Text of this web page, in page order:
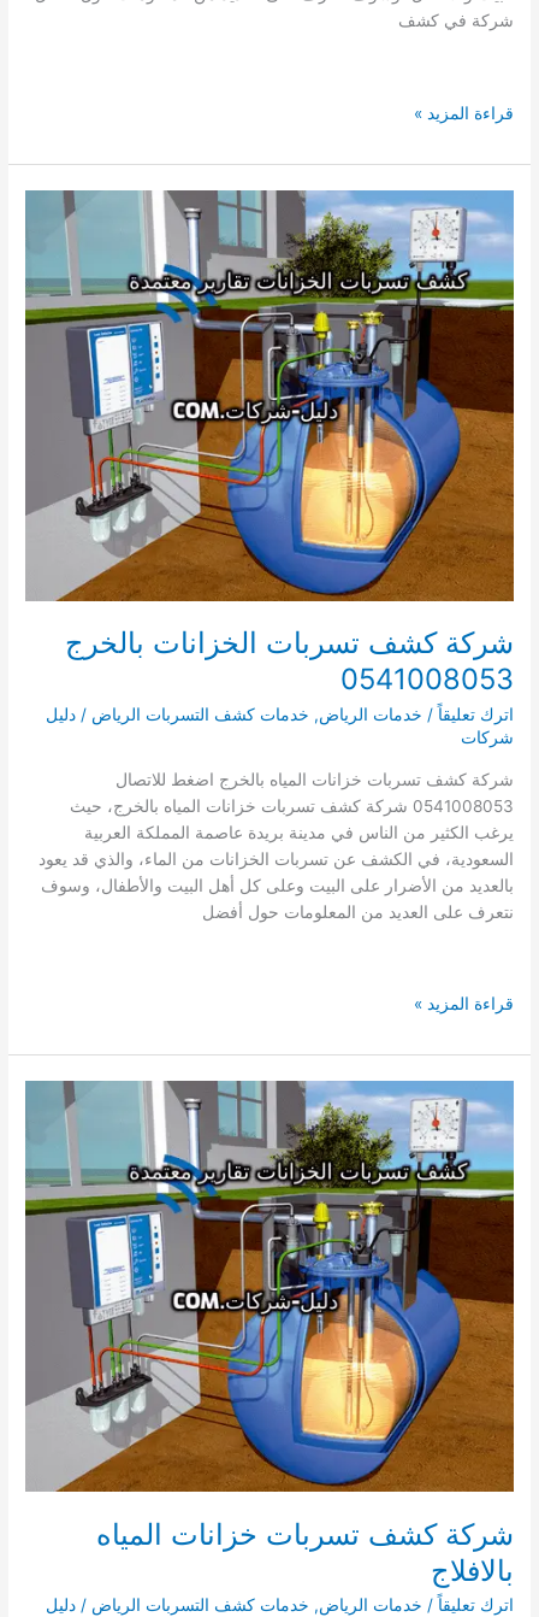
شركة في كشف
شركة
تسربات
الخزانات
بالدرعية
قراءة المزيد »
شركة كشف تسربات الخزانات بالخرج
0541008053
اترك تعليقاً / خدمات الرياض, خدمات كشف التسربات الرياض /دليل
شركات
شركة كشف تسربات خزانات المياه بالخرج اضغط للاتصال
0541008053 شركة كشف تسربات خزانات المياه بالخرج، حيث
يرغب الكثير من الناس في مدينة بريدة عاصمة المملكة العربية
السعودية، في الكشف عن تسربات الخزانات من الماء، والذي قد يعود
بالعديد من الأضرار على البيت وعلى كل أهل البيت والأطفال، وسوف
نتعرف على العديد من المعلومات حول أفضل
شركة
تسربات
الخزانات
بالخرج
0541008053
قراءة المزيد »
شركة كشف تسربات خزانات المياه
بالافلاج
اترك تعليقاً / خدمات الرياض, خدمات كشف التسربات الرياض /دليل